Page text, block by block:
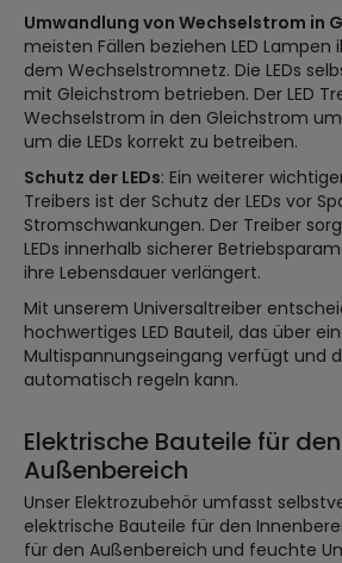
Umwandlung von Wechselstrom in
meisten Fällen beziehen LED Lampen
dem Wechselstromnetz. Die LEDs
mit Gleichstrom betrieben. Der LED
Wechselstrom in den Gleichstrom
um die LEDs korrekt zu betreiben.
Schutz der LEDs: Ein weiterer
Treibers ist der Schutz der LEDs vor
Stromschwankungen. Der Treiber
LEDs innerhalb sicherer
ihre Lebensdauer verlängert.
Mit unserem Universaltreiber
hochwertiges LED Bauteil, das über
Multispannungseingang verfügt und
automatisch regeln kann.
Elektrische Bauteile für den
Außenbereich
Unser Elektrozubehör umfasst
elektrische Bauteile für den
für den Außenbereich und feuchte